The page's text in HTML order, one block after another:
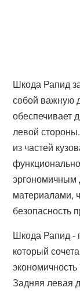
Шкода Рапид
собой важную
обеспечивает
левой
из частей
эргономичным
материалами,
безопасность
Шкода Рапид -
который
Задняя левая